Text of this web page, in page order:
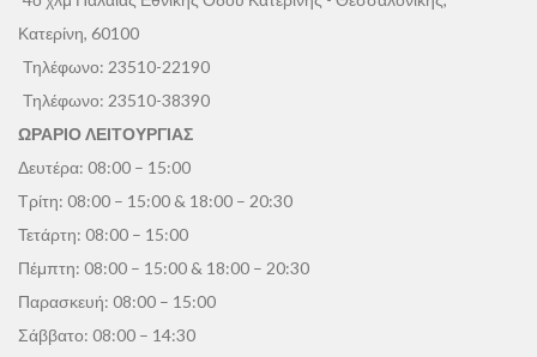
Κατερίνη, 60100
Τηλέφωνο: 23510-22190
Τηλέφωνο: 23510-38390
ΩΡΑΡΙΟ ΛΕΙΤΟΥΡΓΙΑΣ
Δευτέρα: 08:00 – 15:00
Τρίτη: 08:00 – 15:00 & 18:00 – 20:30
Τετάρτη: 08:00 – 15:00
Πέμπτη: 08:00 – 15:00 & 18:00 – 20:30
Παρασκευή: 08:00 – 15:00
Σάββατο: 08:00 – 14:30